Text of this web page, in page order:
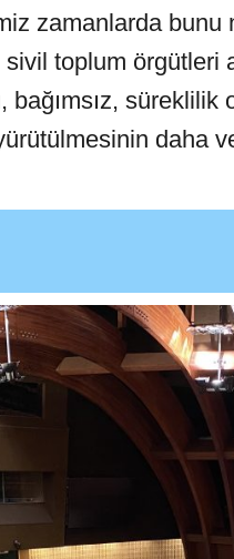
zamanlarda bunu
toplum örgütleri
bağımsız,
daha